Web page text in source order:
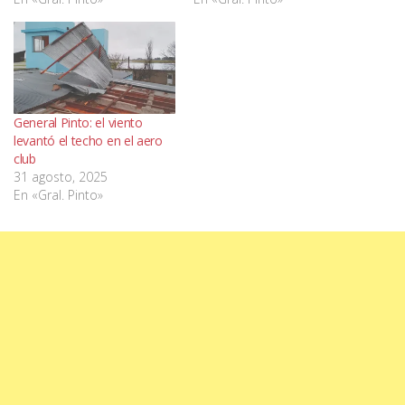
General Pinto: el viento
levantó el techo en el aero
club
31 agosto, 2025
En «Gral. Pinto»